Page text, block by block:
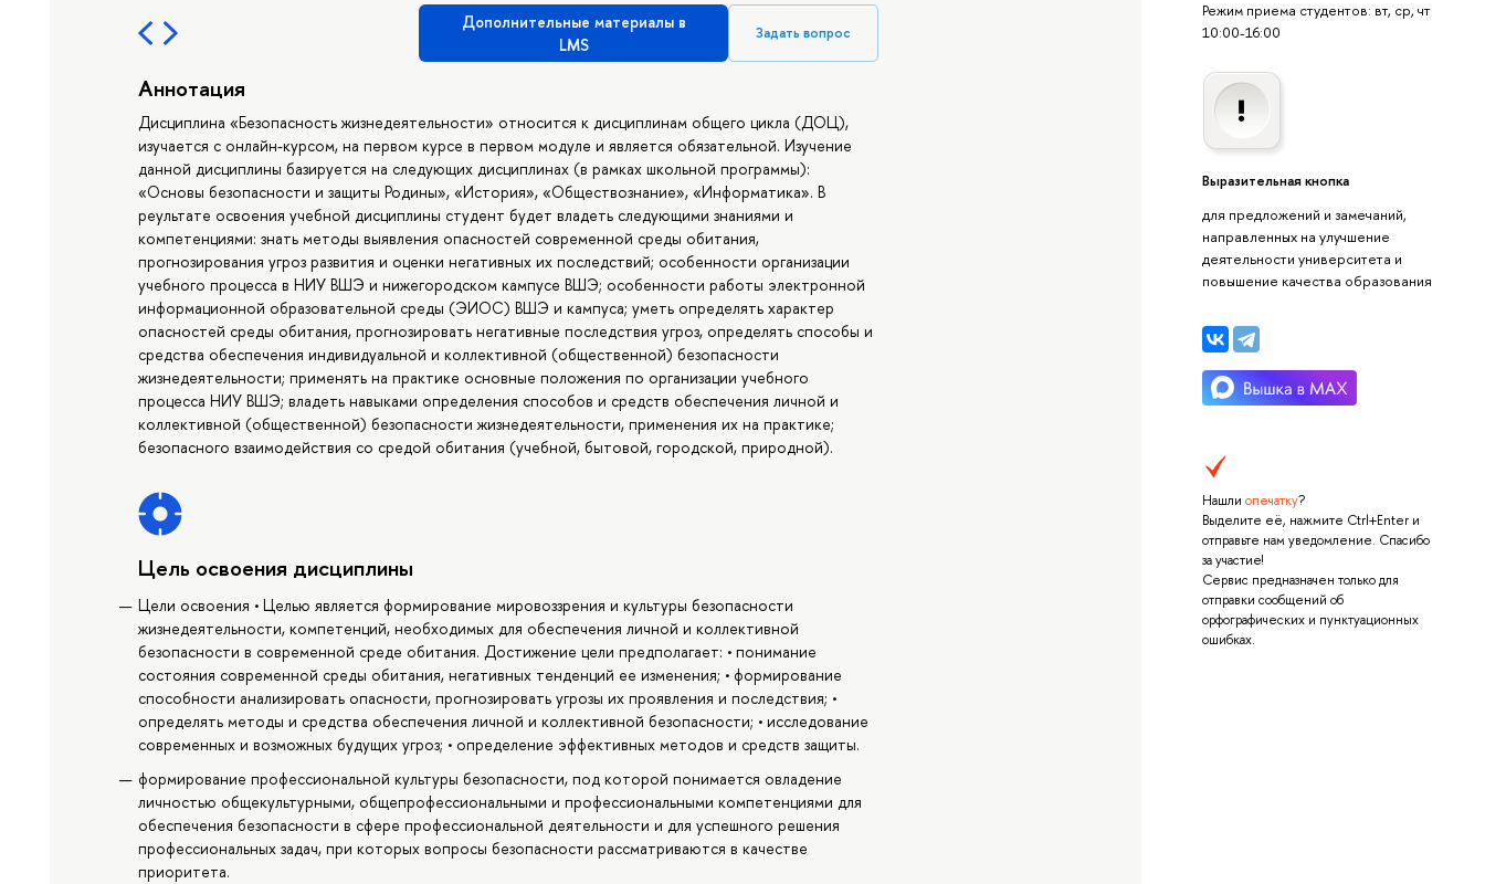
Режим приема студентов: вт, ср, чт
10:00-16:00
Выразительная кнопка
для предложений и замечаний,
направленных на улучшение
деятельности университета и
повышение качества образования
Нашли опечатку?
Выделите её, нажмите Ctrl+Enter и
отправьте нам уведомление. Спасибо
за участие!
Сервис предназначен только для
отправки сообщений об
орфографических и пунктуационных
ошибках.
Дополнительные материалы в
LMS
Задать вопрос
Аннотация
Дисциплина «Безопасность жизнедеятельности» относится к дисциплинам общего цикла (ДОЦ),
изучается с онлайн-курсом, на первом курсе в первом модуле и является обязательной. Изучение
данной дисциплины базируется на следующих дисциплинах (в рамках школьной программы):
«Основы безопасности и защиты Родины», «История», «Обществознание», «Информатика». В
реультате освоения учебной дисциплины студент будет владеть следующими знаниями и
компетенциями: знать методы выявления опасностей современной среды обитания,
прогнозирования угроз развития и оценки негативных их последствий; особенности организации
учебного процесса в НИУ ВШЭ и нижегородском кампусе ВШЭ; особенности работы электронной
информационной образовательной среды (ЭИОС) ВШЭ и кампуса; уметь определять характер
опасностей среды обитания, прогнозировать негативные последствия угроз, определять способы и
средства обеспечения индивидуальной и коллективной (общественной) безопасности
жизнедеятельности; применять на практике основные положения по организации учебного
процесса НИУ ВШЭ; владеть навыками определения способов и средств обеспечения личной и
коллективной (общественной) безопасности жизнедеятельности, применения их на практике;
безопасного взаимодействия со средой обитания (учебной, бытовой, городской, природной).
Цель освоения дисциплины
Цели освоения • Целью является формирование мировоззрения и культуры безопасности
жизнедеятельности, компетенций, необходимых для обеспечения личной и коллективной
безопасности в современной среде обитания. Достижение цели предполагает: • понимание
состояния современной среды обитания, негативных тенденций ее изменения; • формирование
способности анализировать опасности, прогнозировать угрозы их проявления и последствия; •
определять методы и средства обеспечения личной и коллективной безопасности; • исследование
современных и возможных будущих угроз; • определение эффективных методов и средств защиты.
формирование профессиональной культуры безопасности, под которой понимается овладение
личностью общекультурными, общепрофессиональными и профессиональными компетенциями для
обеспечения безопасности в сфере профессиональной деятельности и для успешного решения
профессиональных задач, при которых вопросы безопасности рассматриваются в качестве
приоритета.